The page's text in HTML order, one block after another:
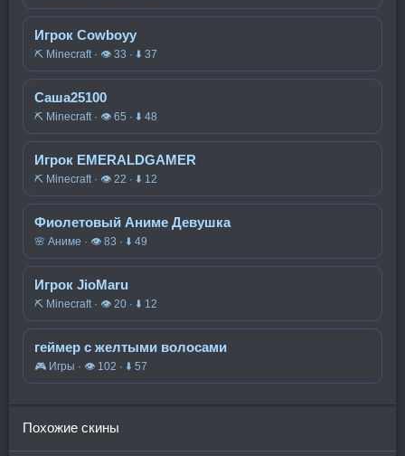
Игрок Cowboyy
⛏️ Minecraft · 👁 33 · ⬇ 37
Саша25100
⛏️ Minecraft · 👁 65 · ⬇ 48
Игрок EMERALDGAMER
⛏️ Minecraft · 👁 22 · ⬇ 12
Фиолетовый Аниме Девушка
🌸 Аниме · 👁 83 · ⬇ 49
Игрок JioMaru
⛏️ Minecraft · 👁 20 · ⬇ 12
геймер с желтыми волосами
🎮 Игры · 👁 102 · ⬇ 57
Похожие скины